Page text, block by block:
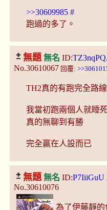
>>30609985#
跑過的多了。
無題無名 ID:TZ3nqPQ.
No.30610067 回覆:
TH2真的有跑完全路
我當初跑兩個人就睡
真的無聊到有勝
完全贏在人設而已
無題無名 ID:P7IiiGuU
No.30610076
為了伊藤靜